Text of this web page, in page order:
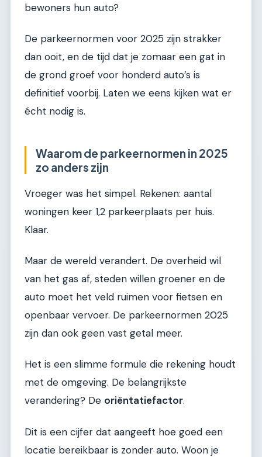
bewoners hun auto?
De parkeernormen voor 2025 zijn strakker
dan ooit, en de tijd dat je zomaar een gat in
de grond groef voor honderd auto’s is
definitief voorbij. Laten we eens kijken wat er
écht nodig is.
Waarom de parkeernormen in 2025
zo anders zijn
Vroeger was het simpel. Rekenen: aantal
woningen keer 1,2 parkeerplaats per huis.
Klaar.
Maar de wereld verandert. De overheid wil
van het gas af, steden willen groener en de
auto moet het veld ruimen voor fietsen en
openbaar vervoer. De parkeernormen 2025
zijn dan ook geen vast getal meer.
Het is een slimme formule die rekening houdt
met de omgeving. De belangrijkste
verandering? De oriëntatiefactor.
Dit is een cijfer dat aangeeft hoe goed een
locatie bereikbaar is zonder auto. Woon je